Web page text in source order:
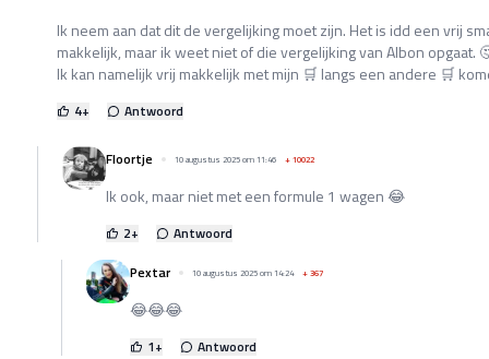
Ik neem aan dat dit de vergelijking moet zijn. Het is idd een vrij
makkelijk, maar ik weet niet of die vergelijking van Albon opgaat.
Ik kan namelijk vrij makkelijk met mijn 🛒 langs een andere 🛒
4+ Antwoord
Floortje 10 augustus 2025 om 11:46 +10022
Ik ook, maar niet met een formule 1 wagen 😂
2+
Antwoord
Pextar
10 augustus 2025 om 14:24 +367
😂😂😂
1+ Antwoord